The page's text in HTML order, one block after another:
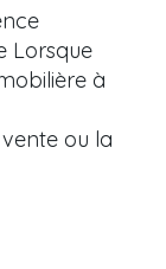
Lorsque
à
ou la